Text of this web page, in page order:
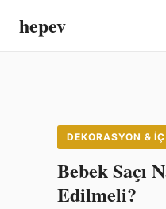
hepev
DEKORASYON &
Bebek Saçı
Edilmeli?